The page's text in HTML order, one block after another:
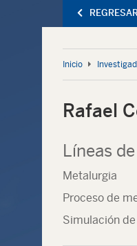
REGRESAR
Inicio
Rafael
Líneas
Metalurgia
Proceso de
Simulación